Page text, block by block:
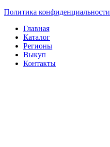
Политика конфиденциальности
Главная
Каталог
Регионы
Выкуп
Контакты